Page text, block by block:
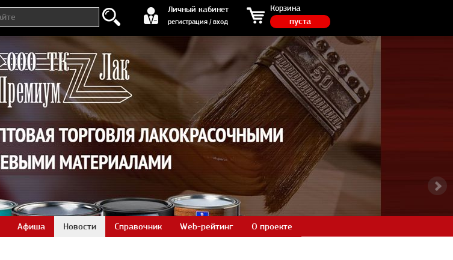
Личный кабинет
регистрация / вход
регистрация / вход Корзина
пуста
Афиша Новости Справочник Web-рейтинг О проекте